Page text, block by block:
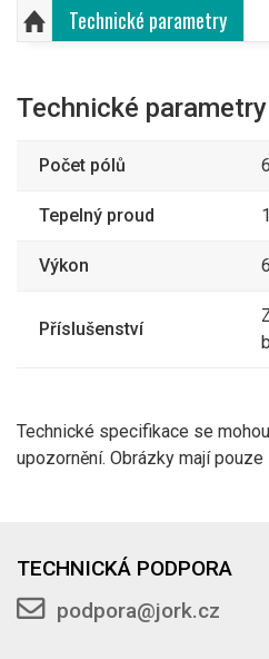
Technické parametry
Technické parametry
Počet pólů 6
Tepelný proud
Výkon
Příslušenství
Technické specifikace se
upozornění. Obrázky mají
TECHNICKÁ PODPORA
podpora@jork.cz